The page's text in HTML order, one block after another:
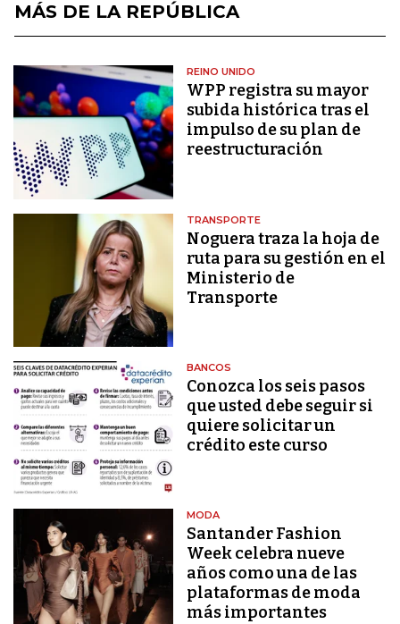
MÁS DE LA REPÚBLICA
REINO UNIDO
WPP registra su mayor
subida histórica tras el
impulso de su plan de
reestructuración
TRANSPORTE
Noguera traza la hoja de
ruta para su gestión en el
Ministerio de
Transporte
BANCOS
Conozca los seis pasos
que usted debe seguir si
quiere solicitar un
crédito este curso
MODA
Santander Fashion
Week celebra nueve
años como una de las
plataformas de moda
más importantes